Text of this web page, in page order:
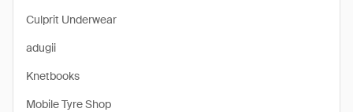
Culprit Underwear
adugii
Knetbooks
Mobile Tyre Shop